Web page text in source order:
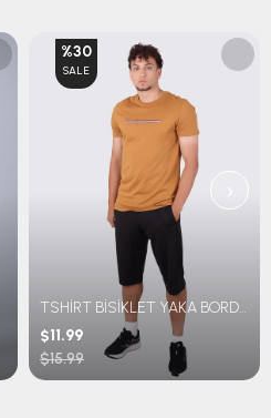
TSHİRT BİSİKLET YAKA BORDO MAVİ ŞERİTLİ TRABZONSPOR BASKILI
$11.99
$15.99
%30
SALE
›